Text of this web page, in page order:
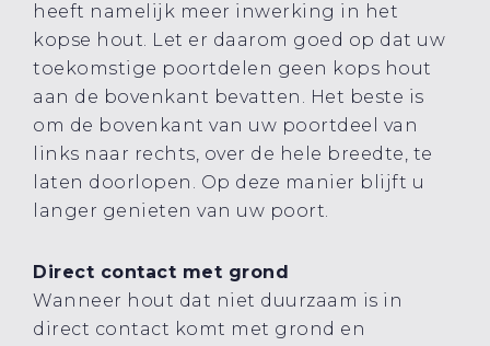
heeft namelijk meer inwerking in het
kopse hout. Let er daarom goed op dat uw
toekomstige poortdelen geen kops hout
aan de bovenkant bevatten. Het beste is
om de bovenkant van uw poortdeel van
links naar rechts, over de hele breedte, te
laten doorlopen. Op deze manier blijft u
langer genieten van uw poort.
Direct contact met grond
Wanneer hout dat niet duurzaam is in
direct contact komt met grond en